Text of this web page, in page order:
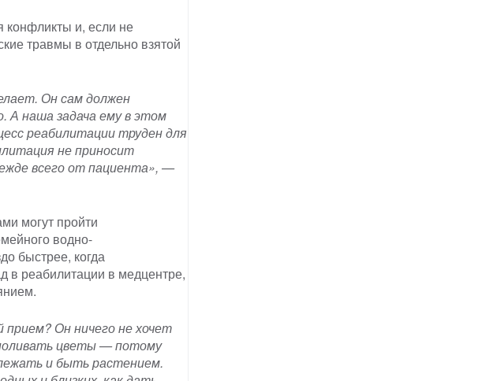
конфликты и, если не
травмы в отдельно взятой
Он сам должен
А наша задача ему в этом
реабилитации труден для
не приносит
всего от пациента», —
могут пройти
водно-
быстрее, когда
в реабилитации в медцентре,
Он ничего не хочет
цветы — потому
и быть растением.